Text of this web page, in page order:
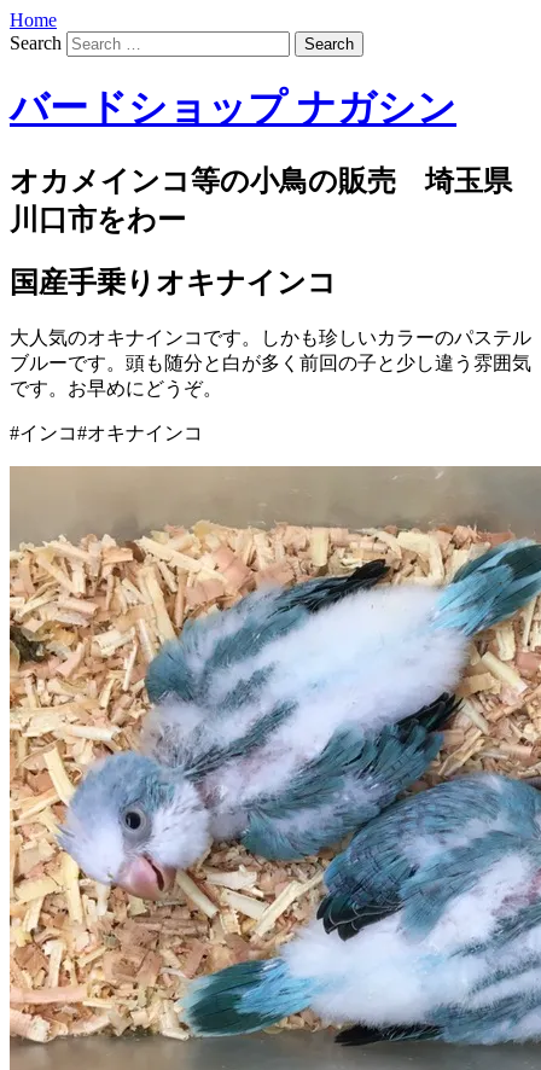
Home
Search
バードショップ ナガシン
オカメインコ等の小鳥の販売 埼玉県
川口市をわー
国産手乗りオキナインコ
大人気のオキナインコです。しかも珍しいカラーのパステル
ブルーです。頭も随分と白が多く前回の子と少し違う雰囲気
です。お早めにどうぞ。
#インコ#オキナインコ